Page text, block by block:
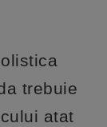
trebuie
atat